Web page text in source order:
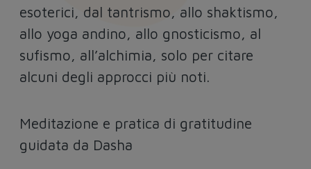
esoterici, dal tantrismo, allo shaktismo,
allo yoga andino, allo gnosticismo, al
sufismo, all’alchimia, solo per citare
alcuni degli approcci più noti.
Meditazione e pratica di gratitudine
guidata da Dasha